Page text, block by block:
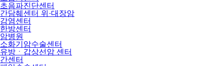
초음파진단센터
간담췌센터 위·대장암
감염센터
한방센터
암병원
소화기암수술센터
유방ㆍ갑상선암 센터
간센터